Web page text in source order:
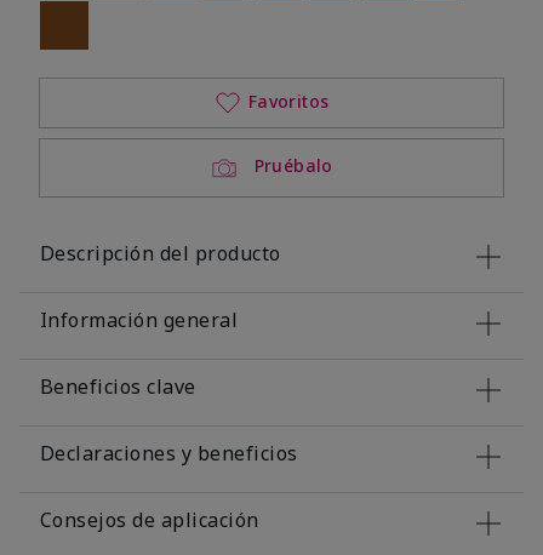
Pruébalo
Favoritos
Descripción del producto
Información general
Beneficios clave
Declaraciones y beneficios
Consejos de aplicación